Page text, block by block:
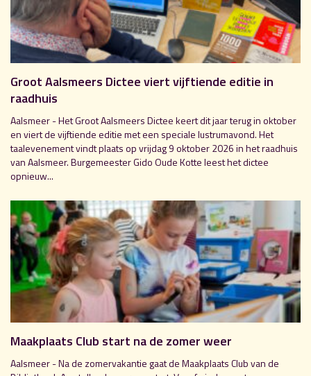
Groot Aalsmeers Dictee viert vijftiende editie in
raadhuis
Aalsmeer - Het Groot Aalsmeers Dictee keert dit jaar terug in oktober
en viert de vijftiende editie met een speciale lustrumavond. Het
taalevenement vindt plaats op vrijdag 9 oktober 2026 in het raadhuis
van Aalsmeer. Burgemeester Gido Oude Kotte leest het dictee
opnieuw...
Maakplaats Club start na de zomer weer
Aalsmeer - Na de zomervakantie gaat de Maakplaats Club van de